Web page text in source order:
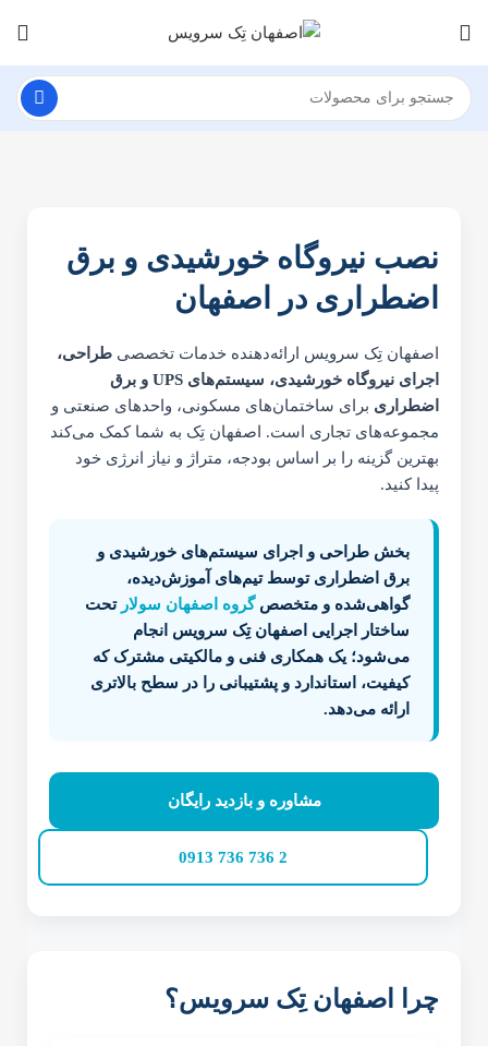
نصب نیروگاه خورشیدی و برق
اضطراری در اصفهان
اصفهان تِک سرویس ارائه‌دهنده خدمات تخصصی طراحی،
اجرای نیروگاه خورشیدی، سیستم‌های UPS و برق
اضطراری برای ساختمان‌های مسکونی، واحدهای صنعتی و
مجموعه‌های تجاری است. اصفهان تِک به شما کمک می‌کند
بهترین گزینه را بر اساس بودجه، متراژ و نیاز انرژی خود
پیدا کنید.
بخش طراحی و اجرای سیستم‌های خورشیدی و
برق اضطراری توسط تیم‌های آموزش‌دیده،
گواهی‌شده و متخصصگروه اصفهان سولار تحت
ساختار اجرایی اصفهان تِک سرویس انجام
می‌شود؛ یک همکاری فنی و مالکیتی مشترک که
کیفیت، استاندارد و پشتیبانی را در سطح بالاتری
ارائه می‌دهد.
مشاوره و بازدید رایگان
2 736 736 0913
چرا اصفهان تِک سرویس؟